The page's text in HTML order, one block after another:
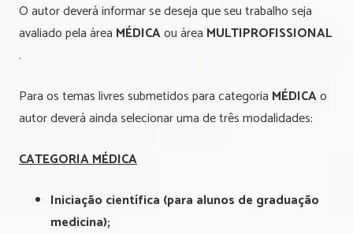
O autor deverá informar se deseja que seu trabalho seja
avaliado pela área MÉDICAou área MULTIPROFISSIONAL
.
Para os temas livres submetidos para categoria MÉDICAo
autor deverá ainda selecionar uma de três modalidades:
CATEGORIA MÉDICA
Iniciação científica (para alunos de graduação
medicina);